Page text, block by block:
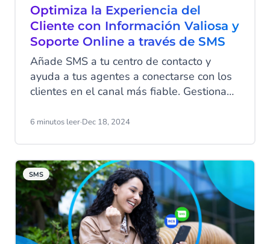
Optimiza la Experiencia del
Cliente con Información Valiosa y
Soporte Online a través de SMS
Añade SMS a tu centro de contacto y
ayuda a tus agentes a conectarse con los
clientes en el canal más fiable. Gestiona
perder ese toque personal tan importante,
mejorar los índices de satisfacción del
cliente.
6 minutos leer·Dec 18, 2024
SMS